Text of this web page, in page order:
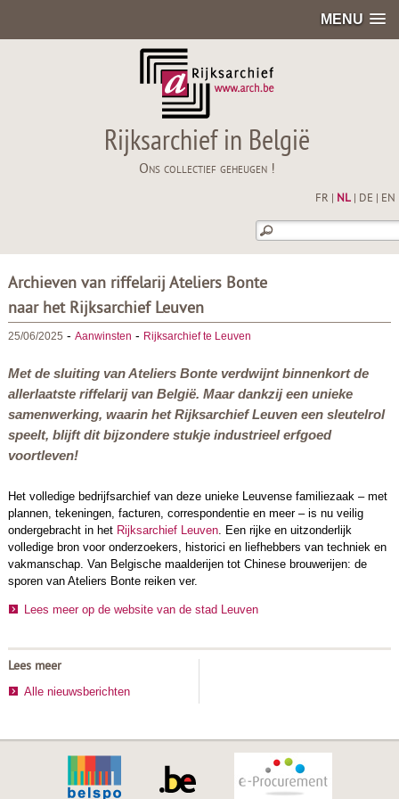
MENU
Rijksarchief in België
Ons collectief geheugen !
FR NL| DE EN
Archieven van riffelarij Ateliers Bonte
naar het Rijksarchief Leuven
25/06/2025 - Aanwinsten - Rijksarchief te Leuven
Met de sluiting van Ateliers Bonte verdwijnt binnenkort de
allerlaatste riffelarij van België. Maar dankzij een unieke
samenwerking, waarin het Rijksarchief Leuven een sleutelrol
speelt, blijft dit bijzondere stukje industrieel erfgoed
voortleven!
Het volledige bedrijfsarchief van deze unieke Leuvense familiezaak – met
plannen, tekeningen, facturen, correspondentie en meer – is nu veilig
ondergebracht in het Rijksarchief Leuven. Een rijke en uitzonderlijk
volledige bron voor onderzoekers, historici en liefhebbers van techniek en
vakmanschap. Van Belgische maalderijen tot Chinese brouwerijen: de
sporen van Ateliers Bonte reiken ver.
Lees meer op de website van de stad Leuven
Lees meer
Alle nieuwsberichten